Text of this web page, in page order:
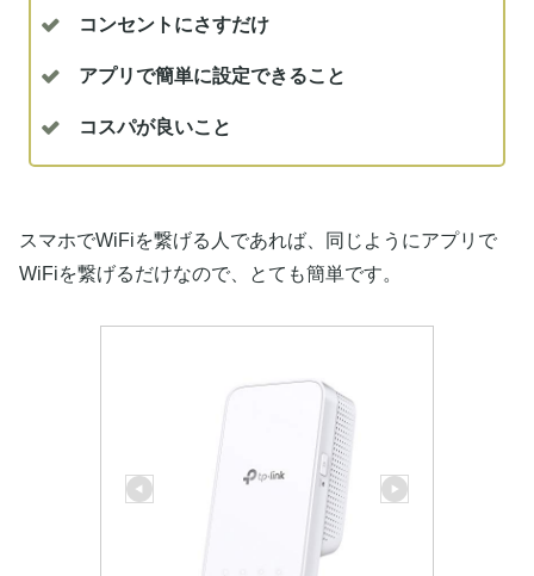
コンセントにさすだけ
アプリで簡単に設定できること
コスパが良いこと
スマホでWiFiを繋げる人であれば、同じようにアプリで
WiFiを繋げるだけなので、とても簡単です。